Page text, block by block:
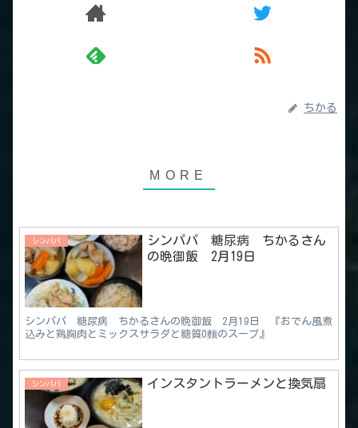
ちかる
シンパパ
シンパパ 糖尿病 ちかるさん
の晩御飯 2月19日
シンパパ 糖尿病 ちかるさんの晩御飯 2月19日 『おでん風煮
込みと鶏胸肉とミックスサラダと糖質0麵のスープ』
シンパパ インスタントラーメンと換気扇